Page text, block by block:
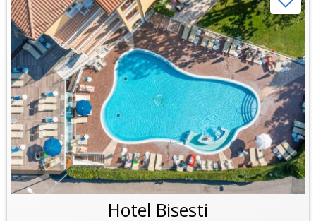
Hotel Bisesti